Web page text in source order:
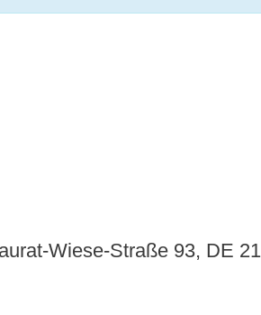
Wiese-Straße 93, DE